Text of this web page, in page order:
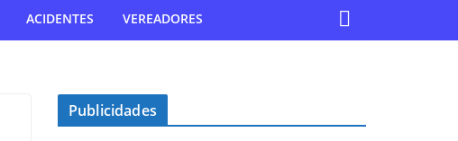
ACIDENTES VEREADORES
Publicidades